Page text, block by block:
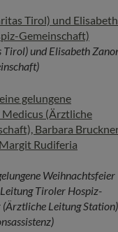
und Elisabeth
Weihnachtsfeier
Tiroler Hospiz-
Leitung Station)